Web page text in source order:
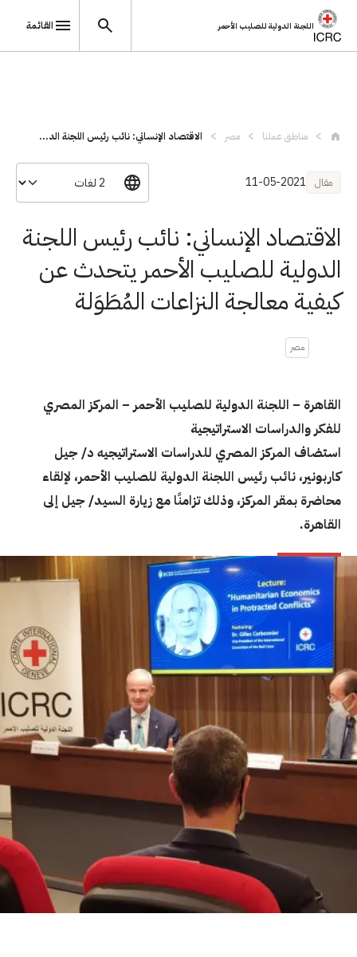
اللجنة الدولية للصليب الأحمر القائمة
مناطق عملنا مصر الاقتصاد الإنساني: نائب رئيس اللجنة الد...
مقال 11-05-2021
الاقتصاد الإنساني: نائب رئيس اللجنة
الدولية للصليب الأحمر يتحدث عن
كيفية معالجة النزاعات المُطَوَلة
مصر
القاهرة – اللجنة الدولية للصليب الأحمر – المركز المصري
للفكر والدراسات الاستراتيجية
استضاف المركز المصري للدراسات الاستراتيجيه د/ جيل
كاربونير، نائب رئيس اللجنة الدولية للصليب الأحمر، لإلقاء
محاضرة بمقر المركز، وذلك تزامنًا مع زيارة السيد/ جيل إلى
القاهرة.